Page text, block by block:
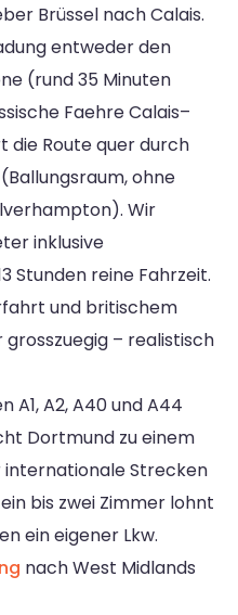
Brüssel nach Calais.
entweder den
(rund 35 Minuten
Faehre Calais–
die Route quer durch
ohne
Wir
inklusive
Stunden reine Fahrzeit.
und britischem
– realistisch
A1, A2, A40 und A44
Dortmund zu einem
Strecken
bis zwei Zimmer lohnt
ein eigener Lkw.
nach West Midlands